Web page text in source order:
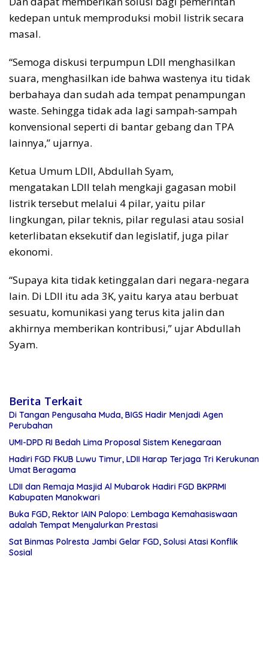
kedepan untuk memproduksi mobil listrik secara
masal.
“Semoga diskusi terpumpun LDII menghasilkan
suara, menghasilkan ide bahwa wastenya itu tidak
berbahaya dan sudah ada tempat penampungan
waste. Sehingga tidak ada lagi sampah-sampah
konvensional seperti di bantar gebang dan TPA
lainnya,” ujarnya.
Ketua Umum LDII, Abdullah Syam,
mengatakan LDII telah mengkaji gagasan mobil
listrik tersebut melalui 4 pilar, yaitu pilar
lingkungan, pilar teknis, pilar regulasi atau sosial
keterlibatan eksekutif dan legislatif, juga pilar
ekonomi.
“Supaya kita tidak ketinggalan dari negara-negara
lain. Di LDII itu ada 3K, yaitu karya atau berbuat
sesuatu, komunikasi yang terus kita jalin dan
akhirnya memberikan kontribusi,” ujar Abdullah
Syam.
Berita Terkait
Di Tangan Pengusaha Muda, BIGS Hadir Menjadi Agen
Perubahan
UMI-DPD RI Bedah Lima Proposal Sistem Kenegaraan
Hadiri FGD FKUB Luwu Timur, LDII Harap Terjaga Tri Kerukunan
Umat Beragama
LDII dan Remaja Masjid Al Mubarok Hadiri FGD BKPRMI
Kabupaten Manokwari
Buka FGD, Rektor IAIN Palopo: Lembaga Kemahasiswaan
adalah Tempat Menyalurkan Prestasi
Sat Binmas Polresta Jambi Gelar FGD, Solusi Atasi Konflik
Sosial